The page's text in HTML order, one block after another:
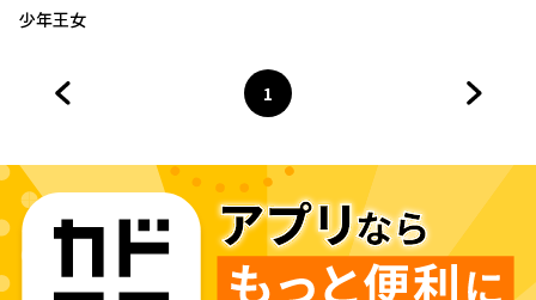
少年王女
ページ
1
へ